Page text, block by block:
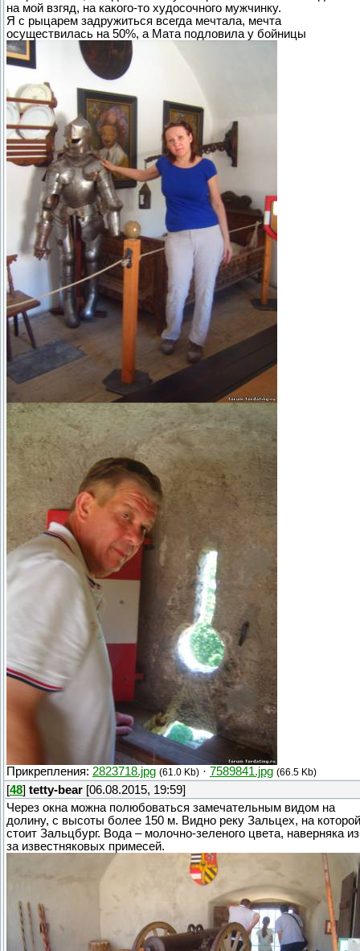
на мой взгяд, на какого-то худосочного мужчинку.
Я с рыцарем задружиться всегда мечтала, мечта
осуществилась на 50%, а Мата подловила у бойницы
Прикрепления: 2823718.jpg (61.0 Kb) · 7589841.jpg (66.5 Kb)
[48] tetty-bear [06.08.2015, 19:59]
Через окна можна полюбоваться замечательным видом на
долину, с высоты более 150 м. Видно реку Зальцех, на которой
стоит Зальцбург. Вода – молочно-зеленого цвета, наверняка
за известняковых примесей.